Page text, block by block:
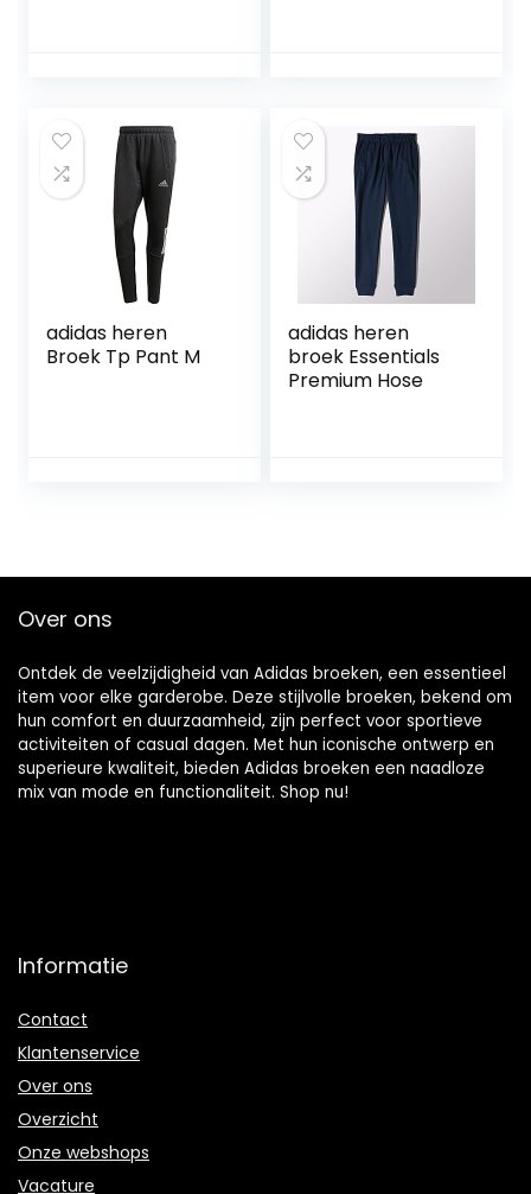
adidas heren
Broek Tp Pant M
adidas heren
broek Essentials
Premium Hose
Over ons
Ontdek de veelzijdigheid van Adidas broeken, een essentieel
item voor elke garderobe. Deze stijlvolle broeken, bekend om
hun comfort en duurzaamheid, zijn perfect voor sportieve
activiteiten of casual dagen. Met hun iconische ontwerp en
superieure kwaliteit, bieden Adidas broeken een naadloze
mix van mode en functionaliteit. Shop nu!
Informatie
Contact
Klantenservice
Over ons
Overzicht
Onze webshops
Vacature